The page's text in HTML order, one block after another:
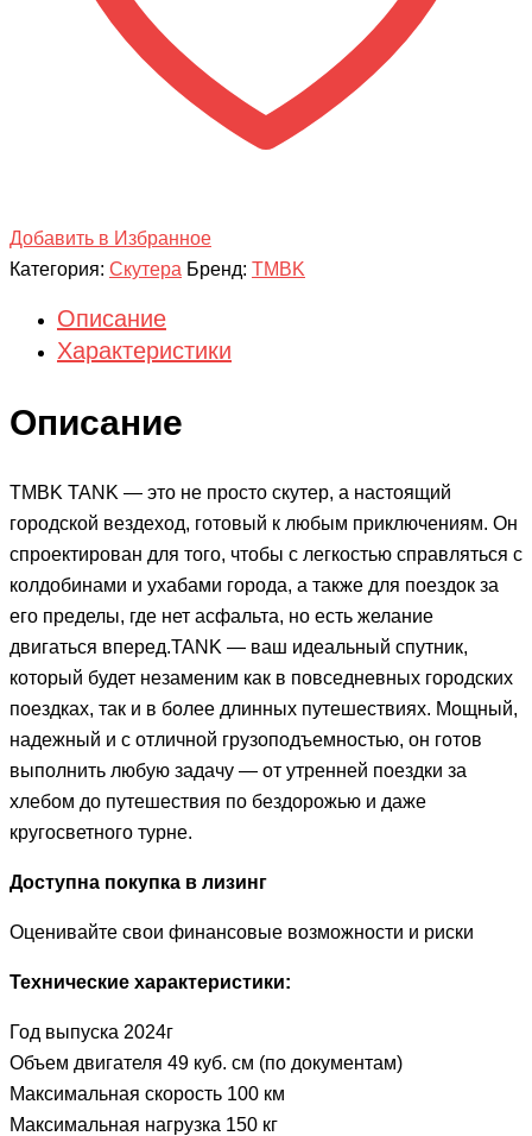
Добавить в Избранное
Категория: Скутера Бренд: TMBK
Описание
Характеристики
Описание
TMBK TANK — это не просто скутер, а настоящий
городской вездеход, готовый к любым приключениям. Он
спроектирован для того, чтобы с легкостью справляться с
колдобинами и ухабами города, а также для поездок за
его пределы, где нет асфальта, но есть желание
двигаться вперед.TANK — ваш идеальный спутник,
который будет незаменим как в повседневных городских
поездках, так и в более длинных путешествиях. Мощный,
надежный и с отличной грузоподъемностью, он готов
выполнить любую задачу — от утренней поездки за
хлебом до путешествия по бездорожью и даже
кругосветного турне.
Доступна покупка в лизинг
Оценивайте свои финансовые возможности и риски
Технические характеристики:
Год выпуска 2024г
Объем двигателя 49 куб. см (по документам)
Максимальная скорость 100 км
Максимальная нагрузка 150 кг